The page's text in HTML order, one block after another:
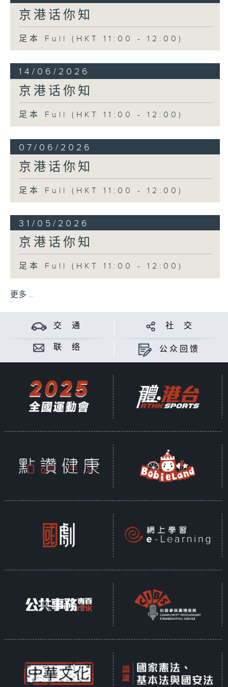
京港话你知
足本 Full (HKT 11:00 - 12:00)
14/06/2026
京港话你知
足本 Full (HKT 11:00 - 12:00)
07/06/2026
京港话你知
足本 Full (HKT 11:00 - 12:00)
31/05/2026
京港话你知
足本 Full (HKT 11:00 - 12:00)
更多 ...
交 通 社 交
联 络 公众回馈